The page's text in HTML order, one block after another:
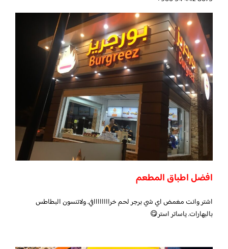
افضل اطباق المطعم
اشتر وانت مغمض اي شي برجر لحم خراااااااافي. ولاتنسون البطاطس
بالبهارات. ياساتر استر😋